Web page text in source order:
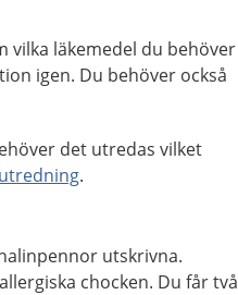
vilka läkemedel du behöver
igen. Du behöver också
det utredas vilket
.
utskrivna.
chocken. Du får två